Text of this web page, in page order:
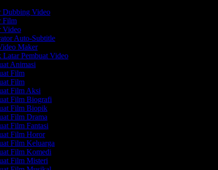
Video
Auto-Subtitle
Maker
Pembuat Video
Animasi
Film
Film
Film Aksi
Film Biografi
Film Biopik
Film Drama
Film Fantasi
Film Horor
Film Keluarga
Film Komedi
Film Misteri